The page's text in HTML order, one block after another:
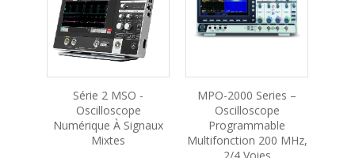
Série 2 MSO -
Oscilloscope
Numérique À Signaux
Mixtes
MPO-2000 Series –
Oscilloscope
Programmable
Multifonction 200 MHz,